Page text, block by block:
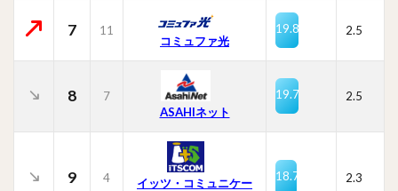
7 11
コミュファ光
19.8 2.5
8
7
ASAHIネット
19.7 2.5
9 4
イッツ・コミュニケー
18.7 2.3